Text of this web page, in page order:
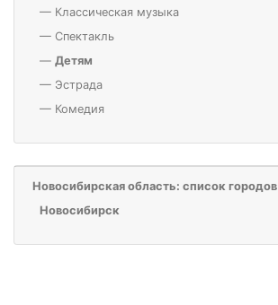
— Классическая музыка
— Спектакль
— Детям
— Эстрада
— Комедия
Новосибирская область: список городов
Новосибирск